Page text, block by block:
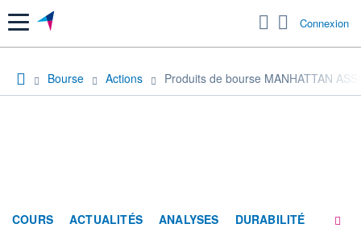
Menu Connexion
Bourse Actions Produits de bourse MANHATTAN
COURS ACTUALITÉS ANALYSES DURABILITÉ